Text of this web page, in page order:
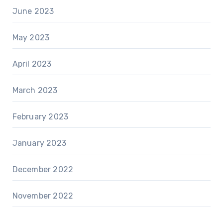
June 2023
May 2023
April 2023
March 2023
February 2023
January 2023
December 2022
November 2022